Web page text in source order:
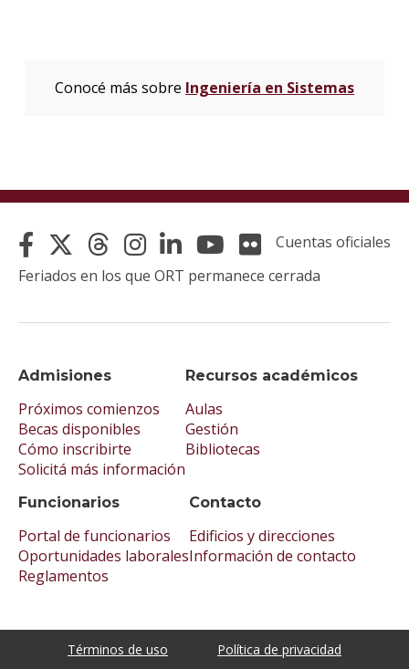
Conocé más sobre Ingeniería en Sistemas
Admisiones
Próximos comienzos
Becas disponibles
Cómo inscribirte
Solicitá más información
Recursos académicos
Aulas
Gestión
Bibliotecas
Funcionarios
Portal de funcionarios
Oportunidades laborales
Reglamentos
Contacto
Edificios y direcciones
Información de contacto
Cuentas oficiales
Feriados en los que ORT permanece cerrada
Términos de uso Política de privacidad